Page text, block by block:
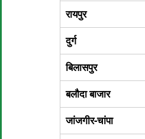
रायपुर
दुर्ग
बिलासपुर
बलौदा बाजार
जांजगीर-चांपा